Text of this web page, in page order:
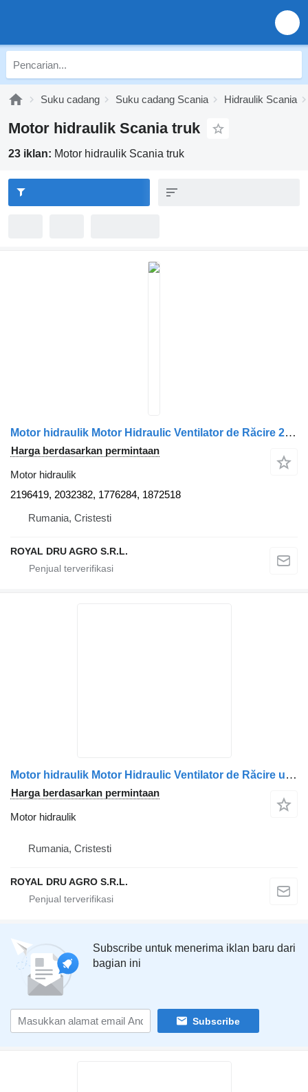
Suku cadang Suku cadang Scania Hidraulik Scania
Motor hidraulik Scania truk
23 iklan: Motor hidraulik Scania truk
Motor hidraulik Motor Hidraulic Ventilator de Răcire 2196419 untuk truk Scania 2196419 2032382 1776284 1872518
Harga berdasarkan permintaan
Motor hidraulik
2196419, 2032382, 1776284, 1872518
Rumania, Cristesti
ROYAL DRU AGRO S.R.L.
Motor hidraulik Motor Hidraulic Ventilator de Răcire untuk truk Scania 470937 1764450
Harga berdasarkan permintaan
Motor hidraulik
Rumania, Cristesti
ROYAL DRU AGRO S.R.L.
Subscribe untuk menerima iklan baru dari
bagian ini
Subscribe